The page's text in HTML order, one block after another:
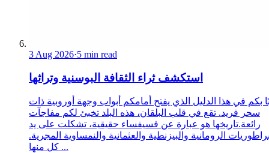
3 Aug 2026·5 min read
استكشف ثراء الثقافة البوسنية وتراثها
بكم في هذا الدليل الذي يفتح أمامكم أبواب وجهة أوروبية ذات
سحر فريد. تقع في قلب البلقان، هذه البلد تخبئ لكم مفاجآت
رائعة.تاريخها هو عبارة عن فسيفساء حقيقية، تشكلت على يد
الرومانية والبيزنطية والعثمانية والنمساوية المجرية.
كل منها ...